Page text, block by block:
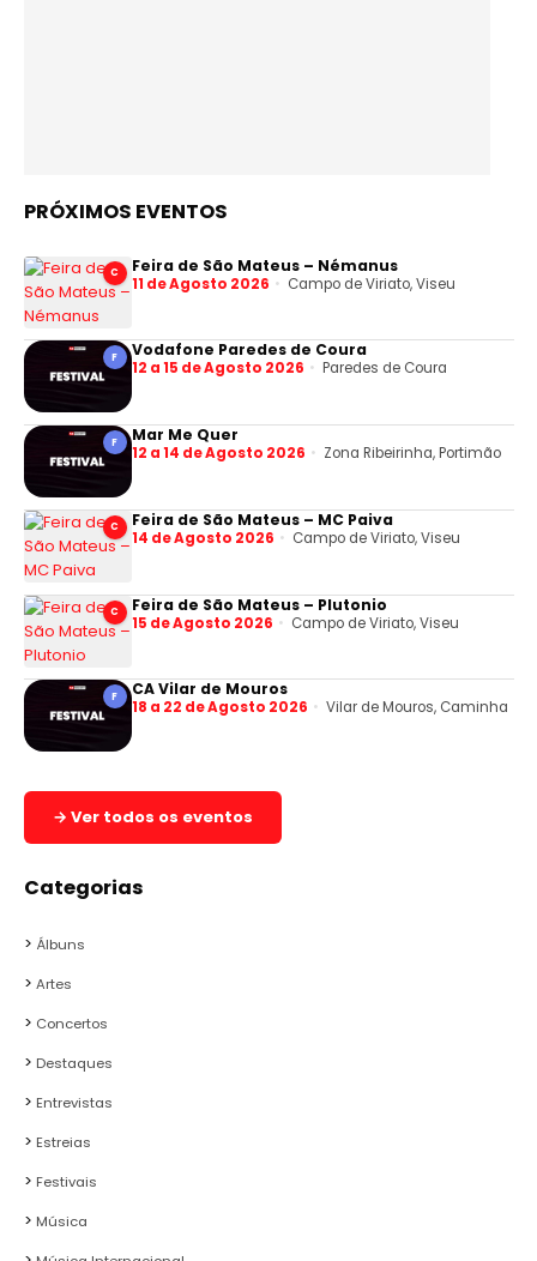
PRÓXIMOS EVENTOS
C Feira de São Mateus – Némanus
11 de Agosto 2026 Campo de Viriato, Viseu
F Vodafone Paredes de Coura
12 a 15 de Agosto 2026 Paredes de Coura
F Mar Me Quer
12 a 14 de Agosto 2026 Zona Ribeirinha, Portimão
C Feira de São Mateus – MC Paiva
14 de Agosto 2026 Campo de Viriato, Viseu
C Feira de São Mateus – Plutonio
15 de Agosto 2026 Campo de Viriato, Viseu
F CA Vilar de Mouros
18 a 22 de Agosto 2026 Vilar de Mouros, Caminha
→ Ver todos os eventos
Categorias
Álbuns
Artes
Concertos
Destaques
Entrevistas
Estreias
Festivais
Música